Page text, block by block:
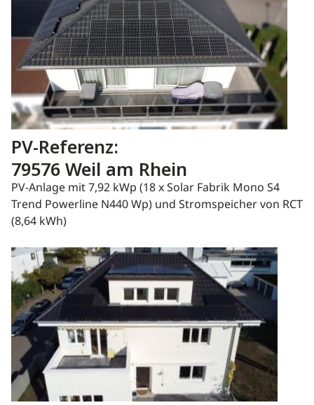
PV-Referenz:
79576 Weil am Rhein
PV-Anlage mit 7,92 kWp (18 x Solar Fabrik Mono S4
Trend Powerline N440 Wp) und Stromspeicher von RCT
(8,64 kWh)